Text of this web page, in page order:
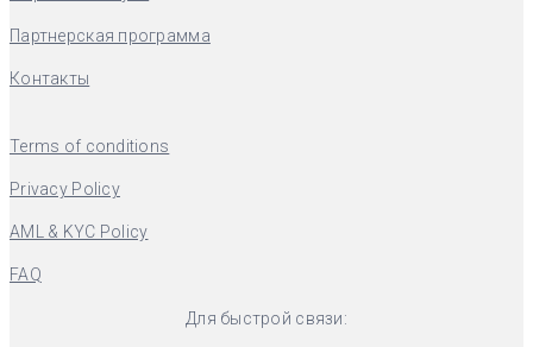
Партнерская программа
Контакты
Terms of conditions
Privacy Policy
AML & KYC Policy
FAQ
Для быстрой связи: